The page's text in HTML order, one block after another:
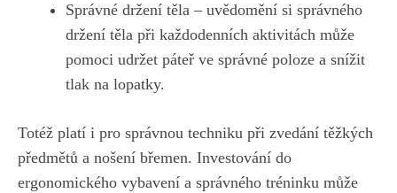
Správné držení těla – uvědomění si správného
držení těla při každodenních aktivitách může
pomoci udržet páteř ve správné poloze a snížit
tlak na lopatky.
Totéž platí i pro správnou techniku při zvedání těžkých
předmětů a nošení břemen. Investování do
ergonomického vybavení a správného tréninku může